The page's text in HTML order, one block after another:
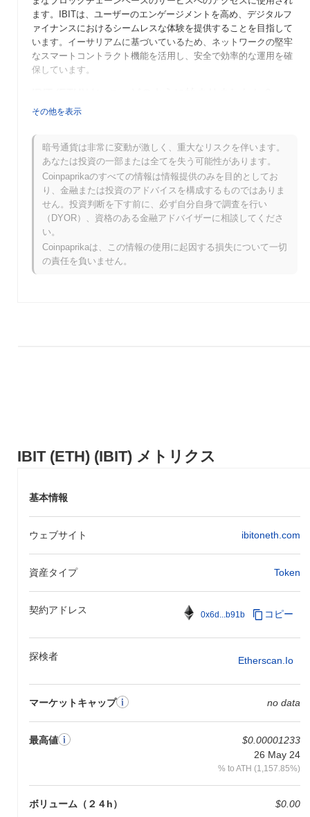
IBIT (ETH) (IBIT) メトリクス
基本情報
ウェブサイト ibitoneth.com
資産タイプ Token
契約アドレス 0x6d...b91b コピー
探検者 Etherscan.io
マーケットキャップ no data
最高値
$0.00001233
26 May 24
% to ATH (1,157.85%)
ボリューム（２４h） $0.00
ます。IBITは、ユーザーのエンゲージメントを高め、デジタルフ
ァイナンスにおけるシームレスな体験を提供することを目指して
います。イーサリアムに基づいているため、ネットワークの堅牢
なスマートコントラクト機能を活用し、安全で効率的な運用を確
保しています。
IBIT (ETH)は2021年に立ち上げられ、イーサリアムブロックチェ
よって開発されました。このプロジェクトは、ユーザーに革新的
なソリューションを提供することを目指しており、そのユニーク
な機能で注目を集めています。IBITは、立ち上げ直後にいくつか
の暗号通貨取引所に上場し、早期の採用と取引を促進しました。
それ以来、プロジェクトは堅牢なエコシステムの構築、コミュニ
ティのエンゲージメントの促進、DeFi分野でのユーティリティの
IBIT (ETH)の今後はどうなりますか？
IBIT (ETH)は、ロードマップを進める中で重要な進展が期待され
を当てた分散型金融（DeFi）機能のユニークな統合により、他の
ルを組み合わせたハイブリッドコンセンサスメカニズムを活用
促進し、金融の包括性と効率性を推進することに中心を置いてい
ます。
IBIT (ETH)で何ができますか？
プリでの支払いに使用され、シームレスな取引を促進します。さ
し、ユーザーがネットワークのガバナンスに参加しながら報酬を
得ることを可能にします。ユーザーは、NFTの取引にもIBITを活
りますか？
ュニティが存在しています。さまざまな取引所で取引されてお
り、ユーザーからの持続的な関心とエンゲージメントを示してい
ます。開発者からの定期的なアップデートがあり、プロジェクト
その他を表示
暗号通貨は非常に変動が激しく、重大なリスクを伴います。
あなたは投資の一部または全てを失う可能性があります。
Coinpaprikaのすべての情報は情報提供のみを目的としてお
り、金融または投資のアドバイスを構成するものではありま
せん。投資判断を下す前に、必ず自分自身で調査を行い
（DYOR）、資格のある金融アドバイザーに相談してくださ
い。
Coinpaprikaは、この情報の使用に起因する損失について一切
の責任を負いません。